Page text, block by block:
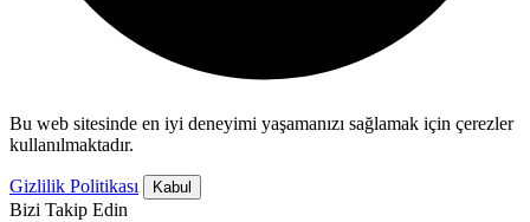
Bu web sitesinde en iyi deneyimi yaşamanızı sağlamak için çerezler
kullanılmaktadır.
Gizlilik Politikası Kabul
Bizi Takip Edin